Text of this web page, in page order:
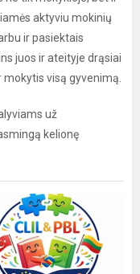
aktyviu mokinių
ir pasiektais
juos ir ateityje drąsiai
visą gyvenimą.
už
kelionę